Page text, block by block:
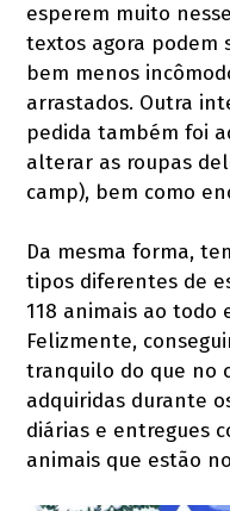
esperem muito
textos agora podem
bem menos
arrastados. Outra
pedida também foi
alterar as roupas
camp), bem como
Da mesma forma,
tipos diferentes de
118 animais ao todo
Felizmente,
tranquilo do que no
adquiridas durante
diárias e entregues
animais que estão